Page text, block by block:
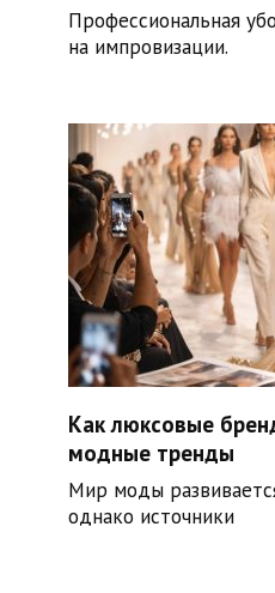
Профессиональная
на импровизации.
Как люксовые
модные тренды
Мир моды
однако источники